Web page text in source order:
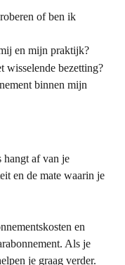
of ben ik
en mijn praktijk?
wisselende bezetting?
binnen mijn
hangt af van je
en de mate waarin je
en
Als je
je graag verder.